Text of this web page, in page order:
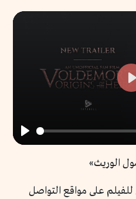
Play
الوريث»
على مواقع التواصل